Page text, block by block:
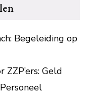
Begeleiding op
ZZP’ers: Geld